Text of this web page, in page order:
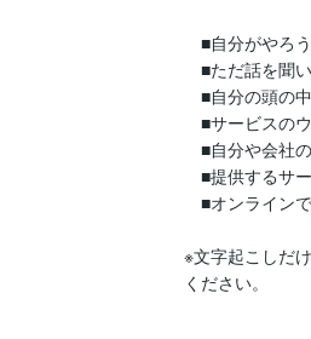
■自分がやろ
■ただ話を聞い
■自分の頭の
■サービスの
■自分や会社
■提供するサ
■オンライン
※文字起こしだ
ください。